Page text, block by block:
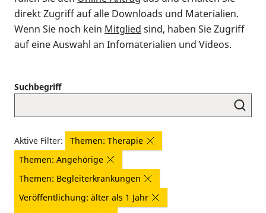
direkt Zugriff auf alle Downloads und Materialien.
Wenn Sie noch kein Mitglied sind, haben Sie Zugriff
auf eine Auswahl an Infomaterialien und Videos.
Suchbegriff
Aktive Filter:
Themen: Therapie
Themen: Angehörige
Themen: Begleiterkrankungen
Veröffentlichung: älter als 1 Jahr